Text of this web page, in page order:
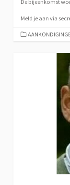
De bijeenkomst
Meld je aan via
CATEGORIEËN